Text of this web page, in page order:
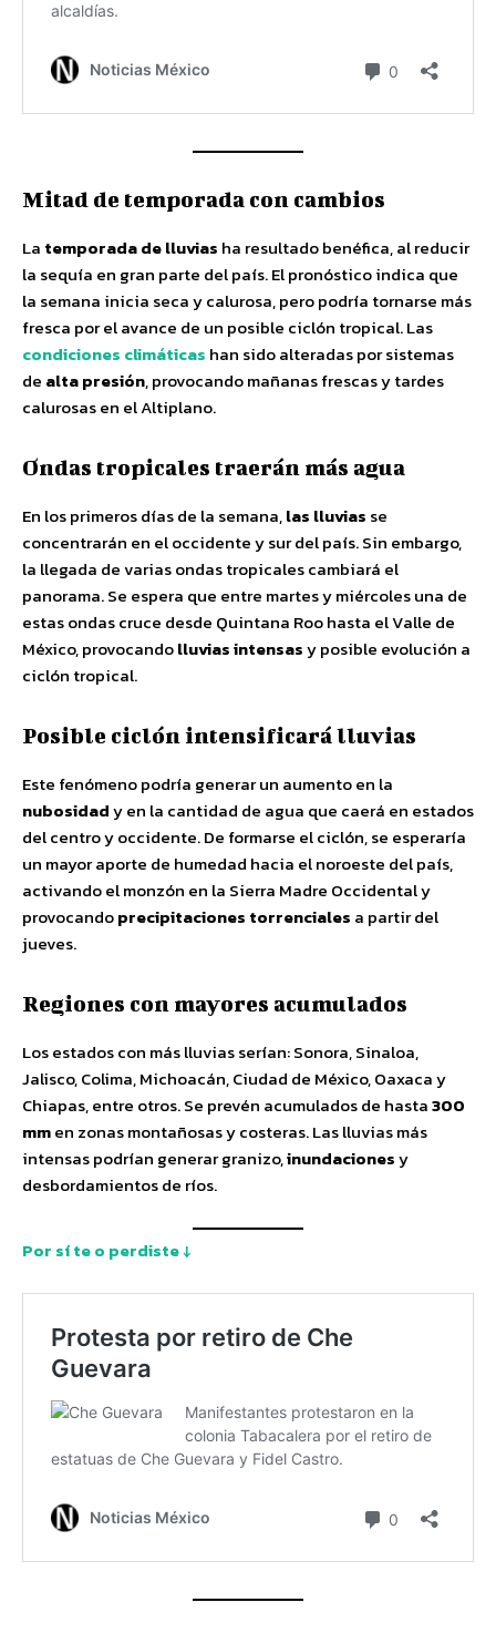
Mitad de temporada con cambios
La temporada de lluvias ha resultado benéfica, al reducir
la sequía en gran parte del país. El pronóstico indica que
la semana inicia seca y calurosa, pero podría tornarse más
fresca por el avance de un posible ciclón tropical. Las
condiciones climáticas han sido alteradas por sistemas
de alta presión, provocando mañanas frescas y tardes
calurosas en el Altiplano.
Ondas tropicales traerán más agua
En los primeros días de la semana,las lluvias se
concentrarán en el occidente y sur del país. Sin embargo,
la llegada de varias ondas tropicales cambiará el
panorama. Se espera que entre martes y miércoles una de
estas ondas cruce desde Quintana Roo hasta el Valle de
México, provocandolluvias intensasy posible evolución a
ciclón tropical.
Posible ciclón intensificará lluvias
Este fenómeno podría generar un aumento en la
nubosidady en la cantidad de agua que caerá en estados
del centro y occidente. De formarse el ciclón, se esperaría
un mayor aporte de humedad hacia el noroeste del país,
activando el monzón en la Sierra Madre Occidental y
provocandoprecipitaciones torrenciales a partir del
jueves.
Regiones con mayores acumulados
Los estados con más lluvias serían: Sonora, Sinaloa,
Jalisco, Colima, Michoacán, Ciudad de México, Oaxaca y
Chiapas, entre otros. Se prevén acumulados de hasta300
mmen zonas montañosas y costeras. Las lluvias más
intensas podrían generar granizo,inundacionesy
desbordamientos de ríos.
Por sí te o perdiste ↓